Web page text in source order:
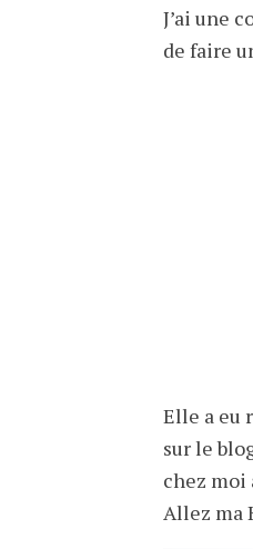
J’ai une
de faire
Elle a eu
sur le
chez moi
Allez ma